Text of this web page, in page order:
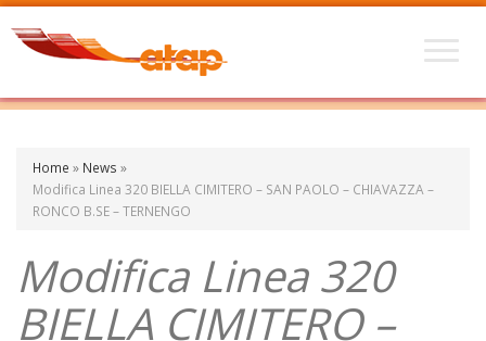
Home » News »
Modifica Linea 320 BIELLA CIMITERO – SAN PAOLO – CHIAVAZZA –
RONCO B.SE – TERNENGO
Modifica Linea 320
BIELLA CIMITERO –